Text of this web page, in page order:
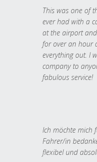
This was one of
ever had with a
at the airport
for over an hour
everything out. I
company to
fabulous service!
Ich möchte mich
Fahrer/in
flexibel und